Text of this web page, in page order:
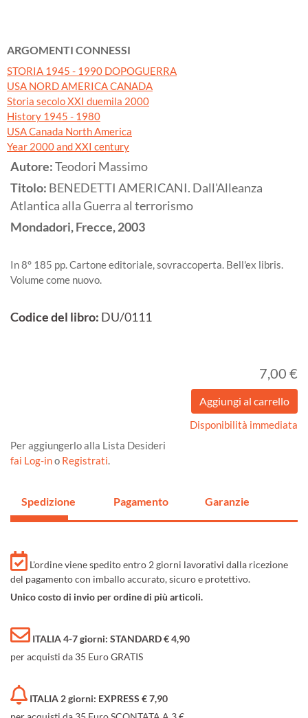
ARGOMENTI CONNESSI
STORIA 1945 - 1990 DOPOGUERRA
USA NORD AMERICA CANADA
Storia secolo XXI duemila 2000
History 1945 - 1980
USA Canada North America
Year 2000 and XXI century
Autore:Teodori Massimo
Titolo: BENEDETTI AMERICANI. Dall'Alleanza
Atlantica alla Guerra al terrorismo
Mondadori, Frecce,2003
In 8° 185 pp. Cartone editoriale, sovraccoperta. Bell'ex libris.
Volume come nuovo.
Codice del libro: DU/0111
7,00 €
Disponibilità immediata
Per aggiungerlo alla Lista Desideri
fai Log-ino Registrati.
Spedizione Pagamento Garanzie
L'ordine viene spedito entro 2 giorni lavorativi dalla ricezione
del pagamento con imballo accurato, sicuro e protettivo.
Unico costo di invio per ordine di più articoli.
ITALIA 4-7 giorni: STANDARD € 4,90
per acquisti da 35 Euro GRATIS
ITALIA 2 giorni: EXPRESS € 7,90